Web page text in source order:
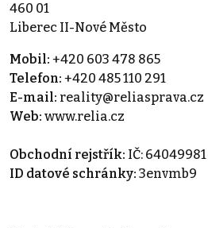
460 01
Liberec II-Nové Město
Mobil: +420 603 478 865
Telefon: +420 485 110 291
E-mail: reality@reliasprava.cz
Web: www.relia.cz
Obchodní rejstřík: IČ: 64049981
ID datové schránky: 3envmb9